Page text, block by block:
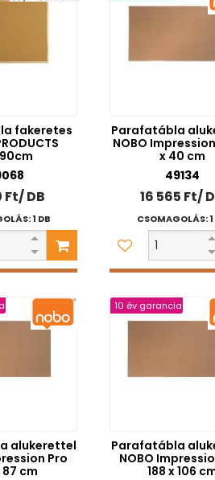
fakeretes
Ft/ DB
1 DB
Parafatábla
NOBO
x 40 cm
49134
16 565 Ft/
CSOMAGOLÁS: 1
alukerettel
Pro
87 cm
10 év garancia
Parafatábla
NOBO
188 x 106